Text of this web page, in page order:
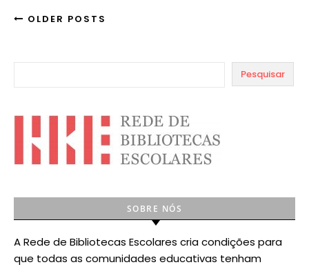
OLDER POSTS
Pesquisar
SOBRE NÓS
A Rede de Bibliotecas Escolares cria condições para
que todas as comunidades educativas tenham